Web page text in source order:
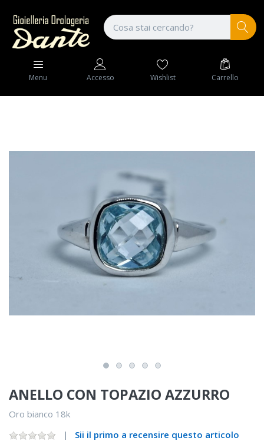
Menu Accesso Wishlist Carrello
ANELLO CON TOPAZIO AZZURRO
Oro bianco 18k
Sii il primo a recensire questo articolo